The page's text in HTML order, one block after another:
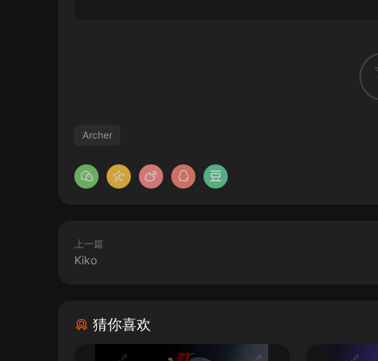
Archer
上一篇
Kiko
猜你喜欢